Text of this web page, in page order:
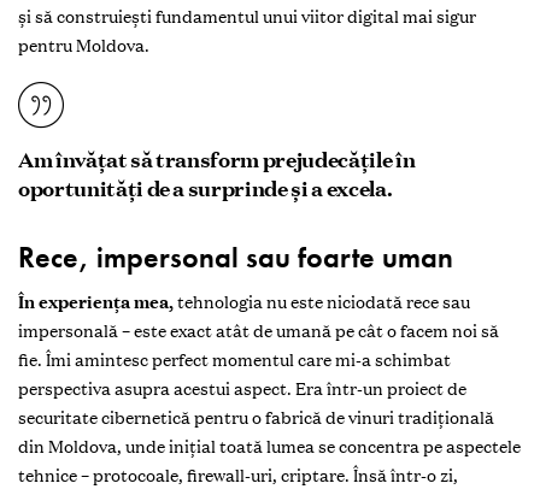
și să construiești fundamentul unui viitor digital mai sigur
pentru Moldova.
Am învățat să transform prejudecățile în
oportunități de a surprinde și a excela.
Rece, impersonal sau foarte uman
În experiența mea,tehnologia nu este niciodată rece sau
impersonală – este exact atât de umană pe cât o facem noi să
fie. Îmi amintesc perfect momentul care mi-a schimbat
perspectiva asupra acestui aspect. Era într-un proiect de
securitate cibernetică pentru o fabrică de vinuri tradițională
din Moldova, unde inițial toată lumea se concentra pe aspectele
tehnice – protocoale, firewall-uri, criptare. Însă într-o zi,